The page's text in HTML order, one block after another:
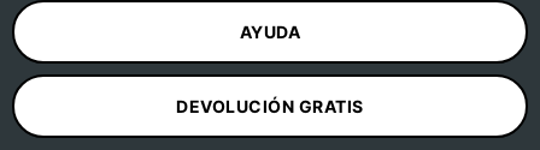
AYUDA
DEVOLUCIÓN GRATIS